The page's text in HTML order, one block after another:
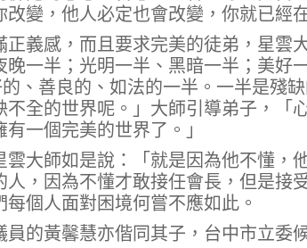
變，他人必定也會改變，你就已經
義感，而且要求完美的徒弟，星雲
一半；光明一半、黑暗一半；美好
、善良的、如法的一半。一半是殘
全的世界呢。」大師引導弟子，「
一個完美的世界了。」
大師如是說：「就是因為他不懂，
，因為不懂才敢接任會長，但是接
個人面對困境何嘗不應如此。
的黃馨慧亦偕同其子，台中市立委